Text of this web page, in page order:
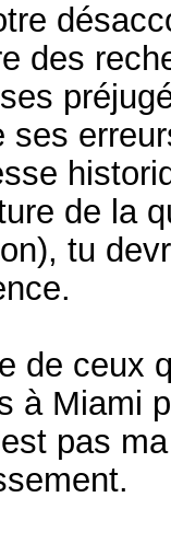
des
ses
de la
tu
de ceux
à Miami
pas